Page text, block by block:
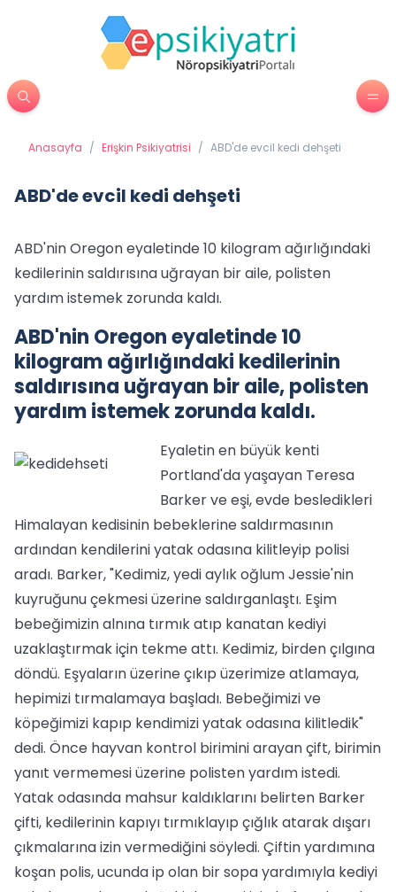
Anasayfa / Erişkin Psikiyatrisi / ABD'de evcil kedi dehşeti
ABD'de evcil kedi dehşeti
ABD'nin Oregon eyaletinde 10 kilogram ağırlığındaki
kedilerinin saldırısına uğrayan bir aile, polisten
yardım istemek zorunda kaldı.
ABD'nin Oregon eyaletinde 10
kilogram ağırlığındaki kedilerinin
saldırısına uğrayan bir aile, polisten
yardım istemek zorunda kaldı.
Eyaletin en büyük kenti
Portland'da yaşayan Teresa
Barker ve eşi, evde besledikleri
Himalayan kedisinin bebeklerine saldırmasının
ardından kendilerini yatak odasına kilitleyip polisi
aradı. Barker, "Kedimiz, yedi aylık oğlum Jessie'nin
kuyruğunu çekmesi üzerine saldırganlaştı. Eşim
bebeğimizin alnına tırmık atıp kanatan kediyi
uzaklaştırmak için tekme attı. Kedimiz, birden çılgına
döndü. Eşyaların üzerine çıkıp üzerimize atlamaya,
hepimizi tırmalamaya başladı. Bebeğimizi ve
köpeğimizi kapıp kendimizi yatak odasına kilitledik"
dedi. Önce hayvan kontrol birimini arayan çift, birimin
yanıt vermemesi üzerine polisten yardım istedi.
Yatak odasında mahsur kaldıklarını belirten Barker
çifti, kedilerinin kapıyı tırmıklayıp çığlık atarak dışarı
çıkmalarına izin vermediğini söyledi. Çiftin yardımına
koşan polis, ucunda ip olan bir sopa yardımıyla kediyi